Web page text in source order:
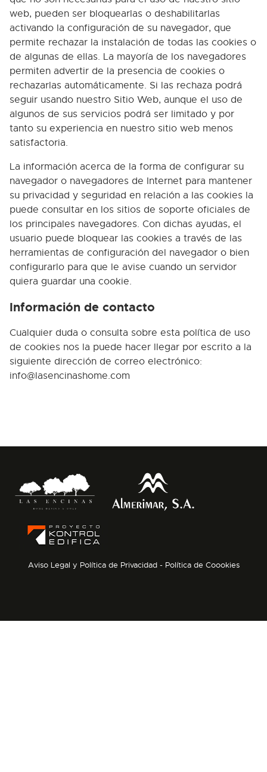
web, pueden ser bloquearlas o deshabilitarlas
activando la configuración de su navegador, que
permite rechazar la instalación de todas las cookies o
de algunas de ellas. La mayoría de los navegadores
permiten advertir de la presencia de cookies o
rechazarlas automáticamente. Si las rechaza podrá
seguir usando nuestro Sitio Web, aunque el uso de
algunos de sus servicios podrá ser limitado y por
tanto su experiencia en nuestro sitio web menos
satisfactoria.
La información acerca de la forma de configurar su
navegador o navegadores de Internet para mantener
su privacidad y seguridad en relación a las cookies la
puede consultar en los sitios de soporte oficiales de
los principales navegadores. Con dichas ayudas, el
usuario puede bloquear las cookies a través de las
herramientas de configuración del navegador o bien
configurarlo para que le avise cuando un servidor
quiera guardar una cookie.
Información de contacto
Cualquier duda o consulta sobre esta política de uso
de cookies nos la puede hacer llegar por escrito a la
siguiente dirección de correo electrónico:
info@lasencinashome.com
Aviso Legal y Política de Privacidad- Política de Coookies